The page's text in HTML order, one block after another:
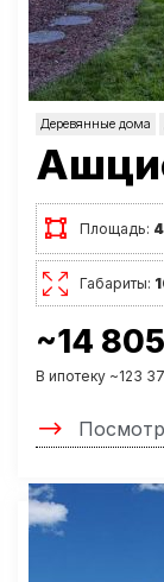
Деревянные дома
Площадь:
Габариты:
~14
В ипотеку ~123